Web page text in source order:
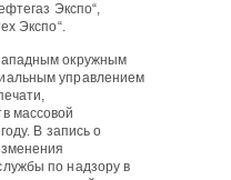
окружным
управлением
массовой
В запись о
по надзору в
Экспо“,
Экспо“.